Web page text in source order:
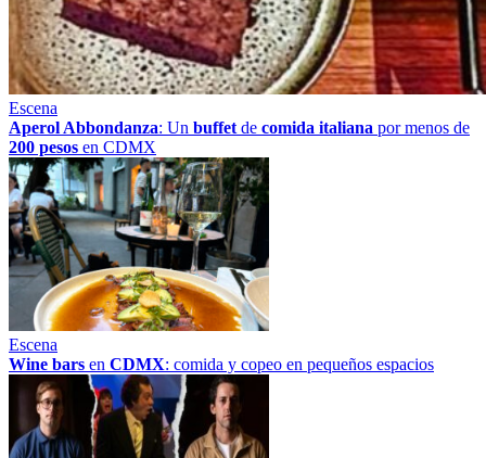
Escena
Aperol Abbondanza: Un buffet de comida italiana por menos de
200 pesos en CDMX
Escena
Wine bars en CDMX: comida y copeo en pequeños espacios